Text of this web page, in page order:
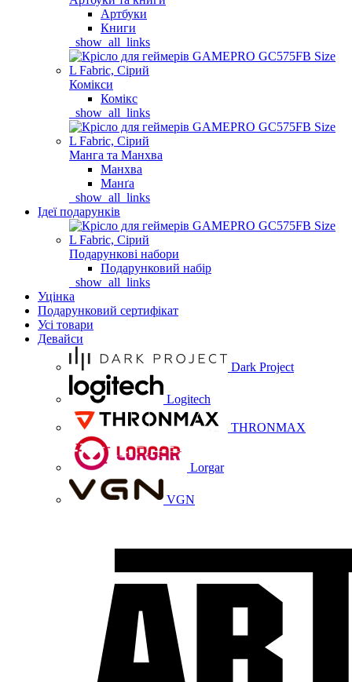
Артбуки
Книги
_show_all_links
Комікси
Комікс
_show_all_links
Манга та Манхва
Манхва
Манґа
_show_all_links
Ідеї подарунків
Подарункові набори
Подарунковий набір
_show_all_links
Уцінка
Подарунковий сертифікат
Усі товари
Девайси
Dark Project
Logitech
THRONMAX
Lorgar
VGN